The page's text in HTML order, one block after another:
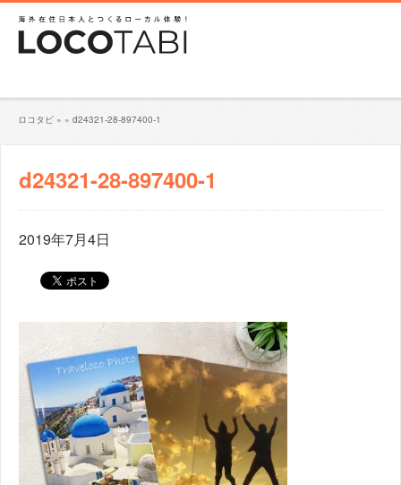
ロコタビ » » d24321-28-897400-1
d24321-28-897400-1
2019年7月4日